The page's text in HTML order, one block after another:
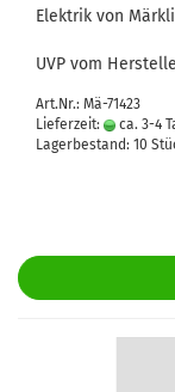
Elektrik von
UVP vom
Art.Nr.: Mä-71423
Lieferzeit:
ca. 3-4
Lagerbestand: 10